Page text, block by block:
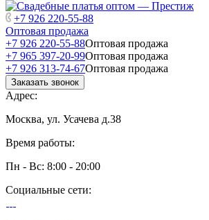
+7 926 220-55-88
Оптовая продажа
+7 926 220-55-88Оптовая продажа
+7 965 397-20-99Оптовая продажа
+7 926 313-74-67Оптовая продажа
Заказать звонок
Адрес:
Москва, ул. Усачева д.38
Время работы:
Пн - Вс: 8:00 - 20:00
Социальные сети: